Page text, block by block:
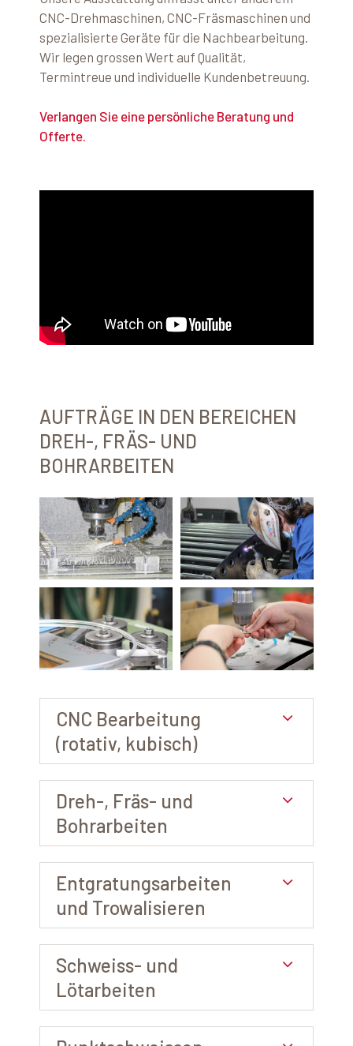
CNC-Drehmaschinen, CNC-Fräsmaschinen und
spezialisierte Geräte für die Nachbearbeitung.
Wir legen grossen Wert auf Qualität,
Termintreue und individuelle Kundenbetreuung.​
Verlangen Sie eine persönliche Beratung und
Offerte.
AUFTRÄGE IN DEN BEREICHEN
DREH-, FRÄS- UND
BOHRARBEITEN
CNC Bearbeitung
(rotativ, kubisch)
Dreh-, Fräs- und
Bohrarbeiten
Entgratungsarbeiten
und Trowalisieren
Schweiss- und
Lötarbeiten